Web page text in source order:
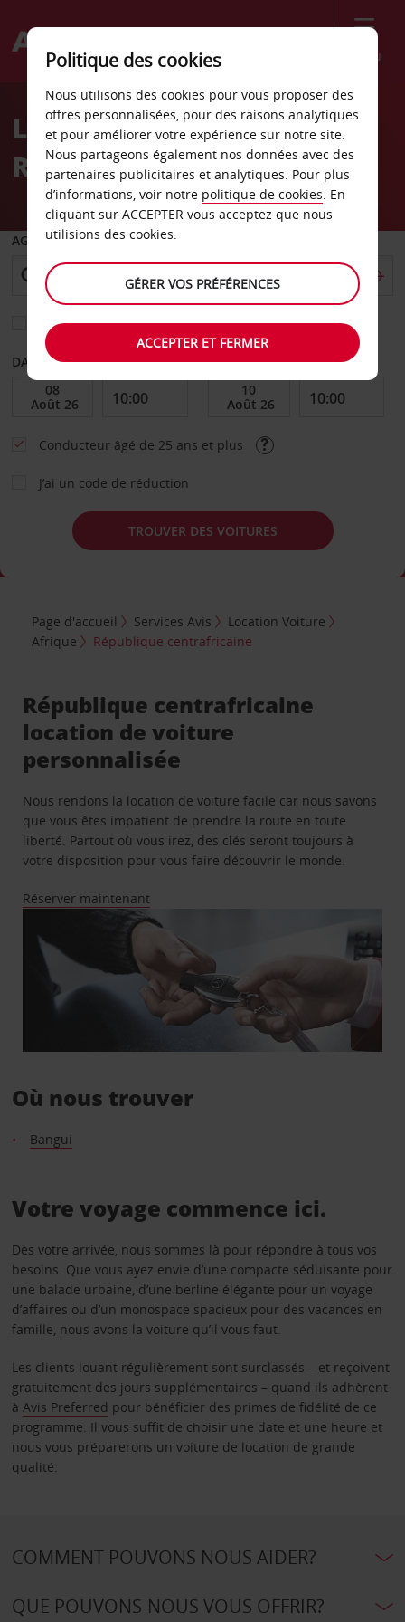
Menu
Welcome
AvisLocation de voiture
République centrafricaine
AGENCE DE DÉPART
Sélectionnez une autre agence de retour
DATE DE DÉBUT DATE DE FIN
Conducteur âgé de 25 ans et plus
J’ai un code de réduction
TROUVER DES VOITURES
Page d'accueil Services Avis
Location Voiture
Afrique
République centrafricaine
République centrafricaine
location de voiture
personnalisée
Nous rendons la location de voiture facile car nous savons
que vous êtes impatient de prendre la route en toute
liberté. Partout où vous irez, des clés seront toujours à
votre disposition pour vous faire découvrir le monde.
Réserver maintenant
Où nous trouver
Bangui
Votre voyage commence ici.
Dès votre arrivée, nous sommes là pour répondre à tous vos
besoins. Que vous ayez envie d’une compacte séduisante pour
une balade urbaine, d’une berline élégante pour un voyage
d’affaires ou d’un monospace spacieux pour des vacances en
famille, nous avons la voiture qu’il vous faut.
Les clients louant régulièrement sont surclassés – et reçoivent
gratuitement des jours supplémentaires – quand ils adhèrent
à Avis Preferred pour bénéficier des primes de fidélité de ce
programme. Il vous suffit de choisir une date et une heure et
nous vous préparerons un voiture de location de grande
qualité.
COMMENT POUVONS NOUS AIDER?
QUE POUVONS-NOUS VOUS OFFRIR?
Politique des cookies
Nous utilisons des cookies pour vous proposer des
offres personnalisées, pour des raisons analytiques
et pour améliorer votre expérience sur notre site.
Nous partageons également nos données avec des
partenaires publicitaires et analytiques. Pour plus
d’informations, voir notre politique de cookies. En
cliquant sur ACCEPTER vous acceptez que nous
utilisions des cookies.
GÉRER VOS PRÉFÉRENCES
ACCEPTER ET FERMER